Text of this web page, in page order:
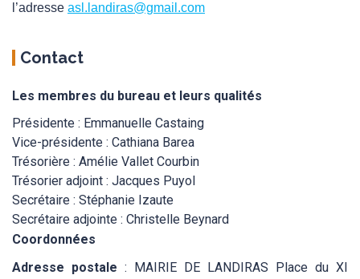
l’adresse asl.landiras@gmail.com
Contact
Les membres du bureau et leurs qualités
Présidente : Emmanuelle Castaing
Vice-présidente : Cathiana Barea
Trésorière : Amélie Vallet Courbin
Trésorier adjoint : Jacques Puyol
Secrétaire : Stéphanie Izaute
Secrétaire adjointe : Christelle Beynard
Coordonnées
Adresse postale : MAIRIE DE LANDIRAS Place du XI